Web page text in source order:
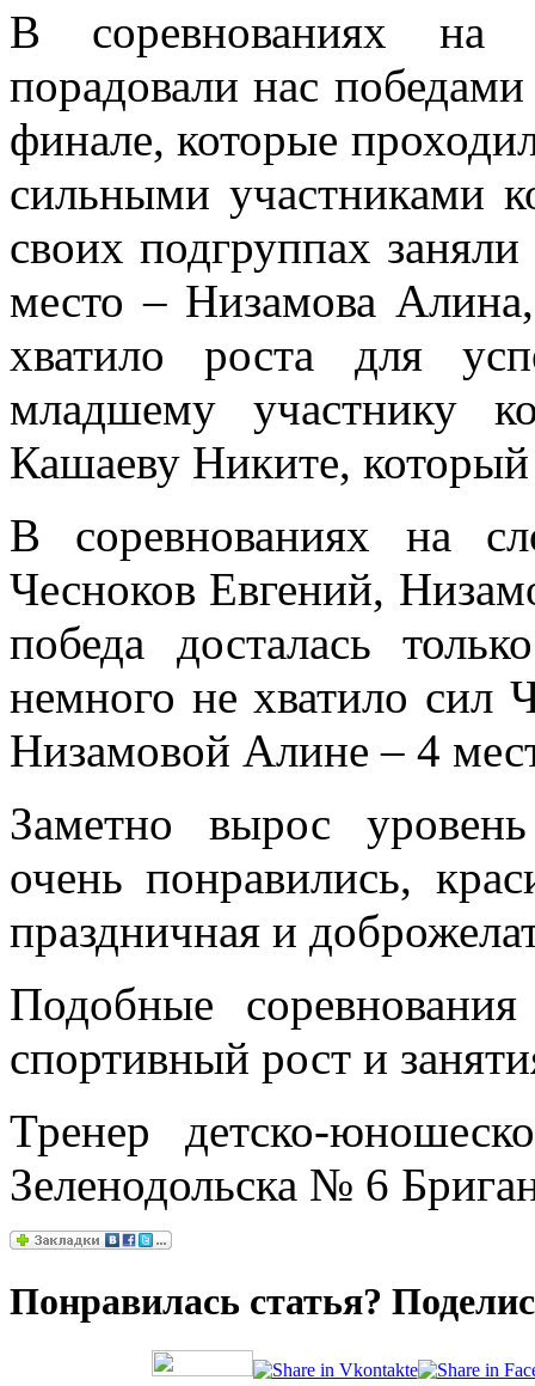
В соревнованиях на
порадовали нас
финале, которые
сильными участниками
своих подгруппах
место – Низамова
хватило роста для
младшему участнику
Кашаеву Никите, который
В соревнованиях на
Чесноков Евгений,
победа досталась
немного не хватило сил
Низамовой Алине – 4
Заметно вырос
очень понравились,
праздничная и
Подобные
спортивный рост и
Тренер детско-
Зеленодольска № 6
Понравилась статья?